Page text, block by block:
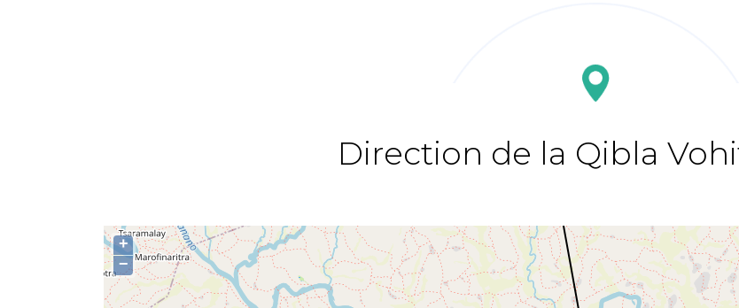
Direction de la Qibla
+
−